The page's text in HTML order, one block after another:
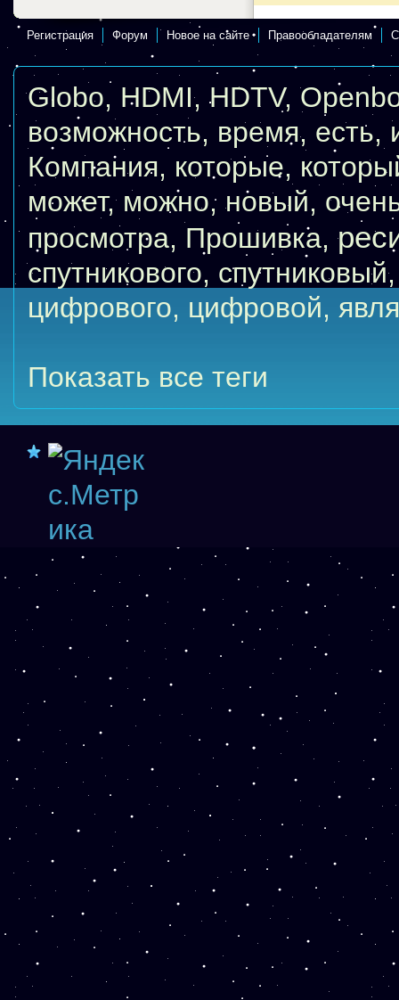
Регистрация Форум Новое на сайте Правообладателям
Globo, HDMI, HDTV,
возможность, время, есть,
Компания, которые,
может, можно, новый,
просмотра, Прошивка,
спутникового, спутниковый
цифрового, цифровой,
Показать все теги